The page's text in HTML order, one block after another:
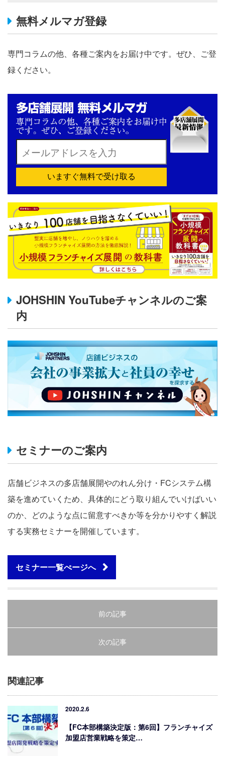
無料メルマガ登録
専門コラムの他、各種ご案内をお届け中です。ぜひ、ご登
録ください。
いますぐ無料で受け取る
JOHSHIN YouTubeチャンネルのご案
内
セミナーのご案内
店舗ビジネスの多店舗展開やのれん分け・FCシステム構
築を進めていくため、具体的にどう取り組んでいけばいい
のか、どのような点に留意すべきか等を分かりやすく解説
する実務セミナーを開催しています。
セミナー一覧ぺージへ
前の記事
次の記事
関連記事
2020.2.6
【FC本部構築決定版：第6回】フランチャイズ
加盟店営業戦略を策定…